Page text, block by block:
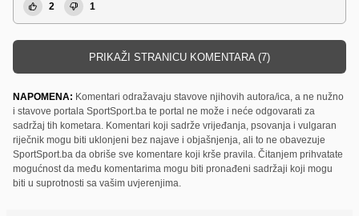
2 1
PRIKAŽI STRANICU KOMENTARA (7)
NAPOMENA: Komentari odražavaju stavove njihovih autora/ica, a ne nužno
i stavove portala SportSport.ba te portal ne može i neće odgovarati za
sadržaj tih kometara. Komentari koji sadrže vrijeđanja, psovanja i vulgaran
riječnik mogu biti uklonjeni bez najave i objašnjenja, ali to ne obavezuje
SportSport.ba da obriše sve komentare koji krše pravila. Čitanjem prihvatate
mogućnost da među komentarima mogu biti pronađeni sadržaji koji mogu
biti u suprotnosti sa vašim uvjerenjima.